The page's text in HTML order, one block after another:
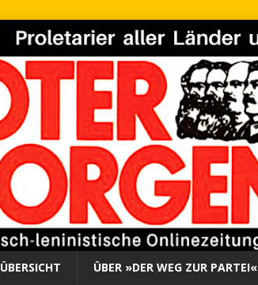
ÜBER »DER WEG ZUR PARTEI«